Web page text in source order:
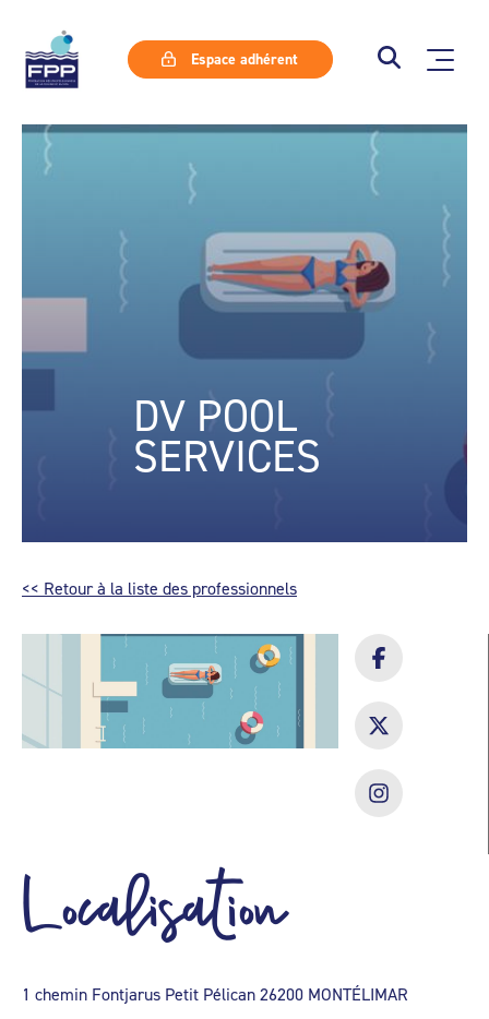
Espace adhérent
DV POOL
SERVICES
<< Retour à la liste des professionnels
Localisation
1 chemin Fontjarus Petit Pélican 26200 MONTÉLIMAR